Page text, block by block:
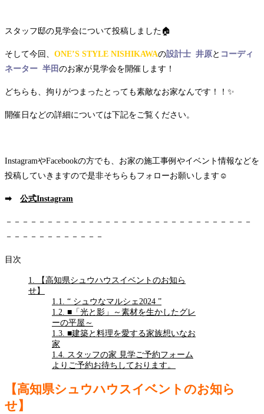
スタッフ邸の見学会について投稿しました🏠
そして今回、 ONE’S STYLE NISHIKAWAの設計士 井原 と コーディ
ネーター 半田 のお家が見学会を開催します！
どちらも、拘りがつまったとっても素敵なお家なんです！！✨
開催日などの詳細については下記をご覧ください。
InstagramやFacebookの方でも、お家の施工事例やイベント情報などを
投稿していきますので是非そちらもフォローお願いします☺
➡ 公式Instagram
－－－－－－－－－－－－－－－－－－－－－－－－－－－－－－
－－－－－－－－－－－－
目次
1.
【高知県シュウハウスイベントのお知ら
せ】
1.1.
“ シュウなマルシェ2024 ”
1.2. ■「光と影」～素材を生かしたグレ
ーの平屋～
1.3. ■建築と料理を愛する家族想いなお
家
1.4.
スタッフの家 見学ご予約フォーム
よりご予約お待ちしております。
【高知県シュウハウスイベントのお知ら
せ】